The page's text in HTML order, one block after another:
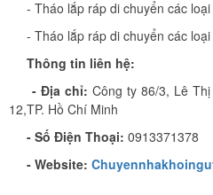
- Tháo lắp ráp di chuyển các loại
- Tháo lắp ráp di chuyển các loại
Thông tin liên hệ:
- Địa chỉ: Công ty 86/3, Lê
12,TP. Hồ Chí Minh
- Số Điện Thoại: 0913371378
- Website:
Vừa qua tôi có chuyển văn
Hòa. Ban đầu tôi cũng đắn
nhưng cuối cùng tôi quyết
Nguyên. Tôi thật sự hài